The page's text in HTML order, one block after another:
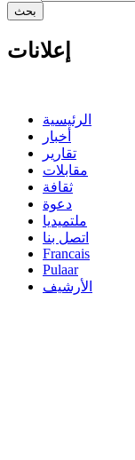
إعلانات
الرئيسية
أخبار
تقارير
مقابلات
ثقافة
دعوة
ملتميديا
اتصل بنا
Francais
Pulaar
الأرشيف